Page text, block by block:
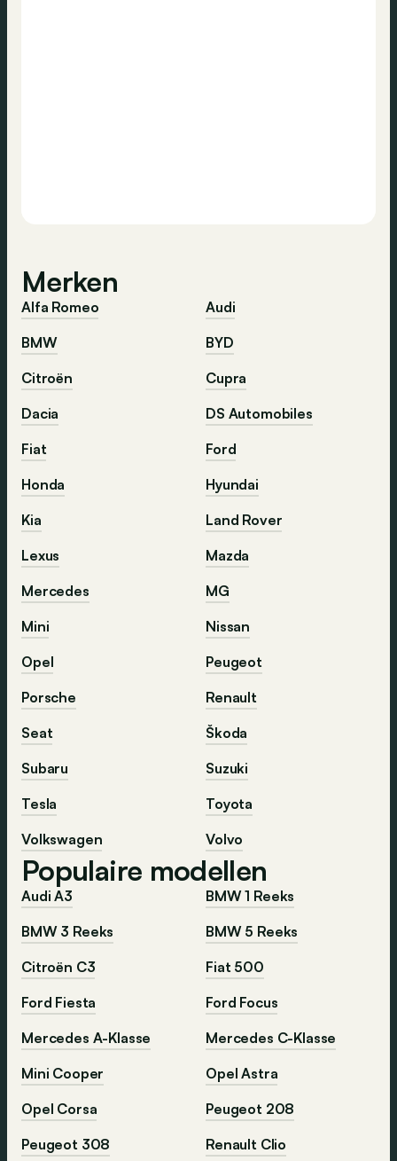
Merken
Alfa Romeo
Audi
BMW
BYD
Citroën
Cupra
Dacia
DS Automobiles
Fiat
Ford
Honda
Hyundai
Kia
Land Rover
Lexus
Mazda
Mercedes
MG
Mini
Nissan
Opel
Peugeot
Porsche
Renault
Seat
Škoda
Subaru
Suzuki
Tesla
Toyota
Volkswagen
Volvo
Populaire modellen
Audi A3
BMW 1 Reeks
BMW 3 Reeks
BMW 5 Reeks
Citroën C3
Fiat 500
Ford Fiesta
Ford Focus
Mercedes A-Klasse
Mercedes C-Klasse
Mini Cooper
Opel Astra
Opel Corsa
Peugeot 208
Peugeot 308
Renault Clio